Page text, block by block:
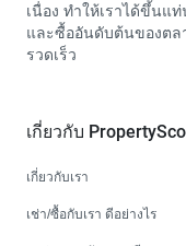
เนื่อง ทำให้เราได้ขึ้นแ
และซื้ออันดับต้นของตล
รวดเร็ว
เกี่ยวกับ
เกี่ยวกับเรา
เช่า/ซื้อกับเรา ดีอย่างไร